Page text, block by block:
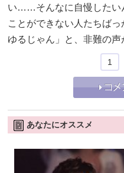
い……そんなに自慢したい
ことができない人たちば
ゆるじゃん」と、非難の声
1
あなたにオススメ